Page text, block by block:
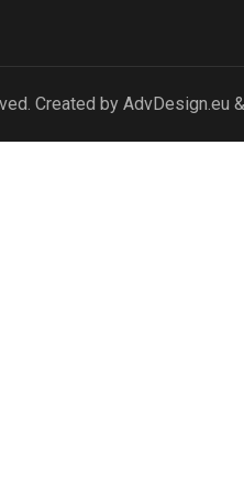
Created by AdvDesign.eu &